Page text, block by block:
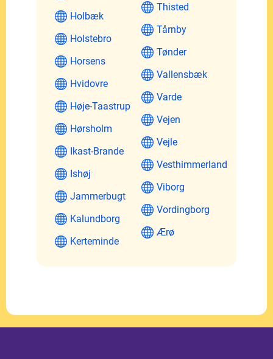
Holbæk
Holstebro
Horsens
Hvidovre
Høje-Taastrup
Hørsholm
Ikast-Brande
Ishøj
Jammerbugt
Kalundborg
Kerteminde
Thisted
Tårnby
Tønder
Vallensbæk
Varde
Vejen
Vejle
Vesthimmerland
Viborg
Vordingborg
Ærø